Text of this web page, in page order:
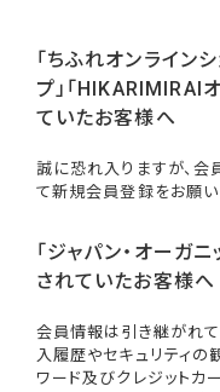
「ちふれオンライン
プ」「HIKARIMIRAI
ていたお客様へ
誠に恐れ入りますが、会
て新規会員登録をお願い
「ジャパン・オーガ
されていたお客様へ
会員情報は引き継がれて
入履歴やセキュリティ
ワード及びクレジットカ